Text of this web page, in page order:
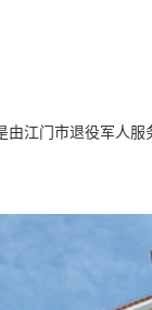
由江门市退役军人